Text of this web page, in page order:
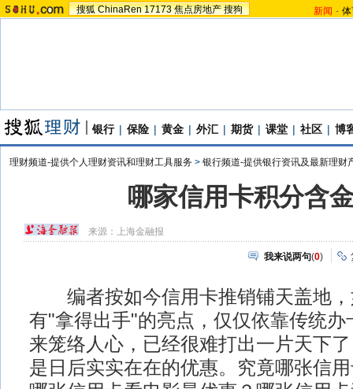
搜狐 ChinaRen 17173 焦点房地产 搜狗 新闻 -
银行 | 保险 | 黄金 | 外汇 | 期货 | 课堂 | 社区 | 博
理财频道-提供个人理财资讯和理财工具服务 > 银行频道-提供银行资讯及最新理财
哪家信用卡积分含
来源： 上海金融报
我来说两句(0)
编者按如今信用卡推销铺天盖地，
有"拿得出手"的亮点，仅仅依靠传统办
来笼络人心，已经很难打出一片天下
是日后实实在在的优惠。究竟哪张信